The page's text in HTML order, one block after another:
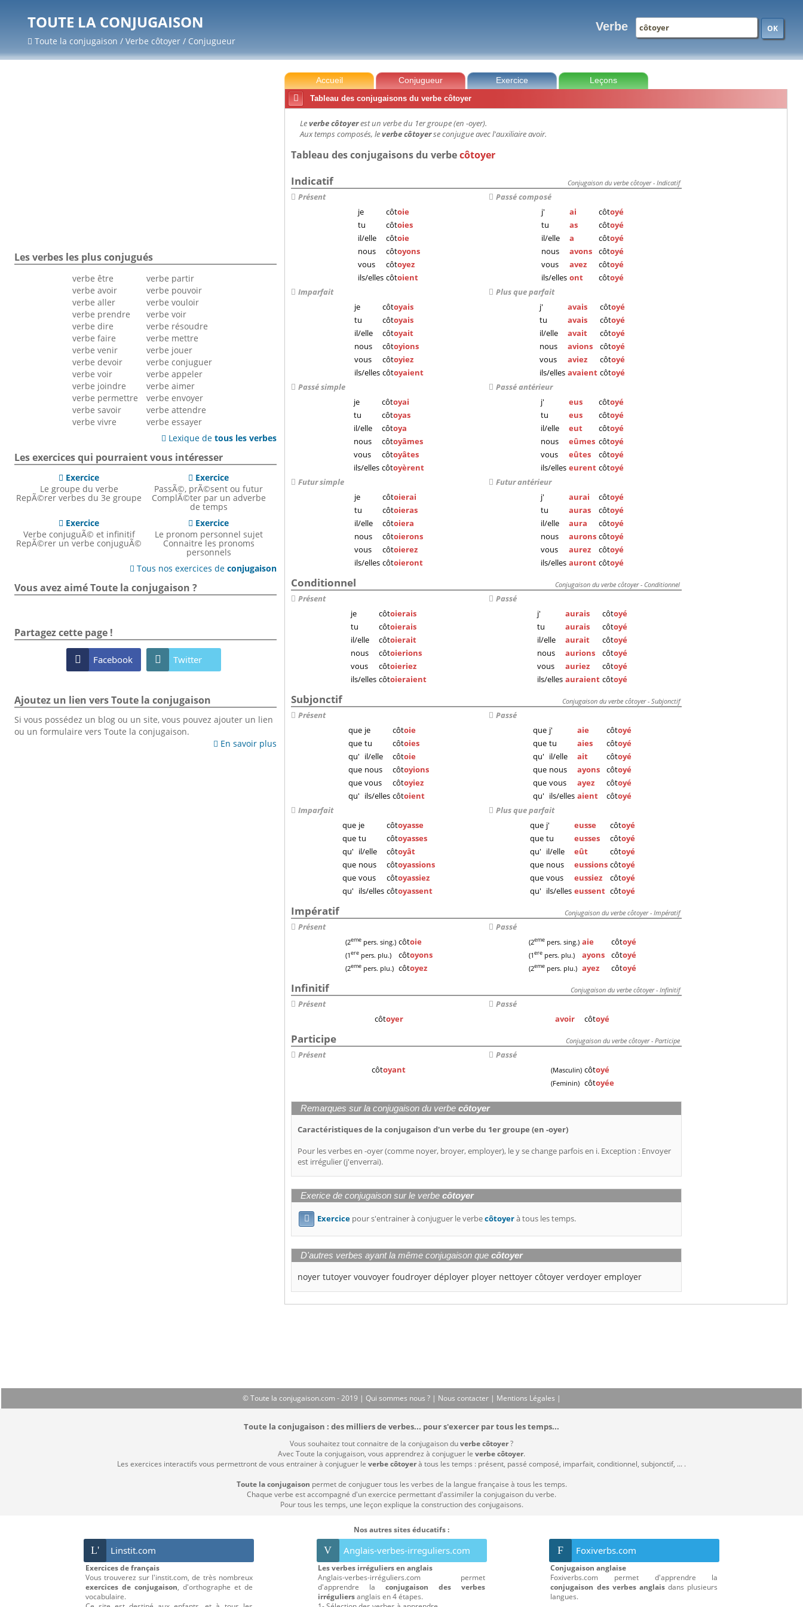
TOUTE LA CONJUGAISON
Toute la conjugaison / Verbe côtoyer / Conjugueur
Verbe OK
Accueil Conjugueur Exercice
Leçons

Tableau des conjugaisons du verbe côtoyer
Leverbe côtoyerest un verbe du 1er groupe (en -oyer).
Aux temps composés, leverbe côtoyerse conjugue avec l'auxiliaire avoir.
Tableau des conjugaisons du verbecôtoyer
Conjugaison du verbe côtoyer - Indicatif
Indicatif
Présent
je
côtoie
tu
côtoies
il/elle
côtoie
nous
côtoyons
vous
côtoyez
ils/elles côtoient
Passé composé
j'
ai côtoyé
tu
as côtoyé
il/elle
a côtoyé
nous
avons côtoyé
vous
avez côtoyé
ils/elles ont côtoyé
Imparfait
je
côtoyais
tu
côtoyais
il/elle
côtoyait
nous
côtoyions
vous
côtoyiez
ils/elles côtoyaient
Plus que parfait
j'
avais côtoyé
tu
avais côtoyé
il/elle
avait côtoyé
nous
avions côtoyé
vous
aviez côtoyé
ils/elles avaient côtoyé
Passé simple
je
côtoyai
tu
côtoyas
il/elle
côtoya
nous
côtoyâmes
vous
côtoyâtes
ils/elles côtoyèrent
Passé antérieur
j'
eus côtoyé
tu
eus côtoyé
il/elle
eut côtoyé
nous
eûmes côtoyé
vous
eûtes côtoyé
ils/elles eurent côtoyé
Futur simple
je
côtoierai
tu
côtoieras
il/elle
côtoiera
nous
côtoierons
vous
côtoierez
ils/elles côtoieront
Futur antérieur
j'
aurai côtoyé
tu
auras côtoyé
il/elle
aura côtoyé
nous
aurons côtoyé
vous
aurez côtoyé
ils/elles auront côtoyé
Conjugaison du verbe côtoyer - Conditionnel
Conditionnel
Présent
je
côtoierais
tu
côtoierais
il/elle
côtoierait
nous
côtoierions
vous
côtoieriez
ils/elles côtoieraient
Passé
j'
aurais côtoyé
tu
aurais côtoyé
il/elle
aurait côtoyé
nous
aurions côtoyé
vous
auriez côtoyé
ils/elles auraient côtoyé
Conjugaison du verbe côtoyer - Subjonctif
Subjonctif
Présent
que je côtoie
que tu côtoies
qu' il/elle côtoie
que nous côtoyions
que vous côtoyiez
qu' ils/elles côtoient
Passé
que j' aie côtoyé
que tu aies côtoyé
qu' il/elle ait côtoyé
que nous ayons côtoyé
que vous ayez côtoyé
qu' ils/elles aient côtoyé
Imparfait
que je côtoyasse
que tu côtoyasses
qu' il/elle côtoyât
que nous côtoyassions
que vous côtoyassiez
qu' ils/elles côtoyassent
Plus que parfait
que j' eusse côtoyé
que tu eusses côtoyé
qu' il/elle eût côtoyé
que nous eussions côtoyé
que vous eussiez côtoyé
qu' ils/elles eussent côtoyé
Conjugaison du verbe côtoyer - Impératif
Impératif
Présent
(2emepers. sing.) côtoie
(1erepers. plu.) côtoyons
(2emepers. plu.) côtoyez
Passé
(2emepers. sing.) aie côtoyé
(1erepers. plu.) ayons côtoyé
(2emepers. plu.) ayez côtoyé
Conjugaison du verbe côtoyer - Infinitif
Infinitif
Présent
côtoyer
Passé
avoir
côtoyé
Conjugaison du verbe côtoyer - Participe
Participe
Présent
côtoyant
Passé
(Masculin) côtoyé
(Feminin) côtoyée
Remarques sur la conjugaison du verbecôtoyer
Caractéristiques de la conjugaison d'un verbe du 1er groupe (en -oyer)
Pour les verbes en -oyer (comme noyer, broyer, employer), le y se change parfois en i. Exception : Envoyer
est irrégulier (j'enverrai).
Exerice de conjugaison sur le verbecôtoyer
 Exercice pour s'entrainer à conjuguer le verbecôtoyerà tous les temps.
D'autres verbes ayant la même conjugaison quecôtoyer
noyer tutoyer vouvoyer foudroyer déployer ployer nettoyer côtoyer verdoyer employer
Les verbes les plus conjugués
verbe être
verbe avoir
verbe aller
verbe prendre
verbe dire
verbe faire
verbe venir
verbe devoir
verbe voir
verbe joindre
verbe permettre
verbe savoir
verbe vivre
verbe partir
verbe pouvoir
verbe vouloir
verbe voir
verbe résoudre
verbe mettre
verbe jouer
verbe conjuguer
verbe appeler
verbe aimer
verbe envoyer
verbe attendre
verbe essayer
 Lexique detous les verbes
Les exercices qui pourraient vous intéresser
 Exercice
Le groupe du verbe
RepÃ©rer verbes du 3e groupe
 Exercice
PassÃ©, prÃ©sent ou futur
ComplÃ©ter par un adverbe
de temps
 Exercice
Verbe conjuguÃ© et infinitif
RepÃ©rer un verbe conjuguÃ©
 Exercice
Le pronom personnel sujet
Connaitre les pronoms
personnels
 Tous nos exercices deconjugaison
Vous avez aimé Toute la conjugaison ?
Partagez cette page !
 Facebook  Twitter
Ajoutez un lien vers Toute la conjugaison
Si vous possédez un blog ou un site, vous pouvez ajouter un lien
ou un formulaire vers Toute la conjugaison.
 En savoir plus
© Toute la conjugaison.com - 2019 | Qui sommes nous ? | Nous contacter | Mentions Légales |
Toute la conjugaison : des milliers de verbes... pour s'exercer par tous les temps...
Vous souhaitez tout connaitre de la conjugaison duverbe côtoyer?
Avec Toute la conjugaison, vous apprendrez à conjuguer le verbe côtoyer.
Les exercices interactifs vous permettront de vous entrainer à conjuguer le verbe côtoyerà tous les temps : présent, passé composé, imparfait, conditionnel, subjonctif, ... .
Toute la conjugaison permet de conjuguer tous les verbes de la langue française à tous les temps.
Chaque verbe est accompagné d'un exercice permettant d'assimiler la conjugaison du verbe.
Pour tous les temps, une leçon explique la construction des conjugaisons.
Nos autres sites éducatifs :
L' Linstit.com
Exercices de français
Vous trouverez sur l'instit.com, de très nombreux
exercices de conjugaison, d'orthographe et de
vocabulaire.
V Anglais-verbes-irreguliers.com
Les verbes irréguliers en anglais
Anglais-verbes-irréguliers.com permet
d'apprendre la conjugaison des verbes
irréguliersanglais en 4 étapes.
F Foxiverbs.com
Conjugaison anglaise
Foxiverbs.com permet d'apprendre la
conjugaison des verbes anglaisdans plusieurs
langues.